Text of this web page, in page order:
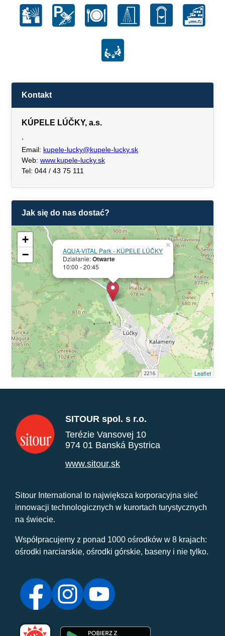
Kontakt
KÚPELE LÚČKY, a.s.
Email: kupele-lucky@kupele-lucky.sk
Web: www.kupele-lucky.sk
Tel: 044 / 43 75 111
Jak się do nas dostać?
AQUA-VITAL Park - KÚPELE LÚČKY
Działanie:Otwarte
10:00 - 20:45
×
+
−
Leaflet
SITOUR spol. s r.o.
Terézie Vansovej 10
974 01 Banská Bystrica
www.sitour.sk
Sitour International to największa korporacyjna sieć
innowacji technologicznych w kurortach turystycznych
na świecie.
Współpracujemy z ponad 1000 ośrodków w 8 krajach:
ośrodki narciarskie, ośrodki górskie, baseny i nie tylko.